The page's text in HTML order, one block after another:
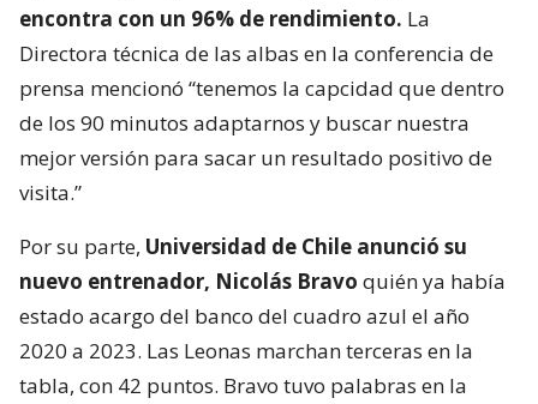
encontra con un 96% de rendimiento. La
Directora técnica de las albas en la conferencia de
prensa mencionó “tenemos la capcidad que dentro
de los 90 minutos adaptarnos y buscar nuestra
mejor versión para sacar un resultado positivo de
visita.”
Por su parte, Universidad de Chile anunció su
nuevo entrenador, Nicolás Bravo quién ya había
estado acargo del banco del cuadro azul el año
2020 a 2023. Las Leonas marchan terceras en la
tabla, con 42 puntos. Bravo tuvo palabras en la